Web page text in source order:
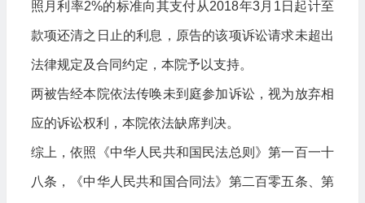
照月利率2%的标准向其支付从2018年3月1日起计至
款项还清之日止的利息，原告的该项诉讼请求未超出
法律规定及合同约定，本院予以支持。
两被告经本院依法传唤未到庭参加诉讼，视为放弃相
应的诉讼权利，本院依法缺席判决。
综上，依照《中华人民共和国民法总则》第一百一十
八条，《中华人民共和国合同法》第二百零五条、第